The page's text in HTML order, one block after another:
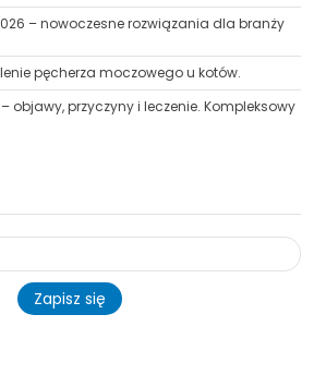
– nowoczesne rozwiązania dla branży
pęcherza moczowego u kotów.
objawy, przyczyny i leczenie. Kompleksowy
Zapisz się